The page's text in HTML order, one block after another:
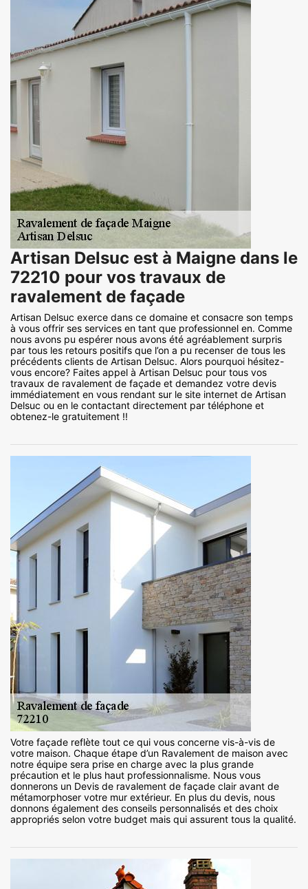
Artisan Delsuc est à Maigne dans le
72210 pour vos travaux de
ravalement de façade
Artisan Delsuc exerce dans ce domaine et consacre son temps
à vous offrir ses services en tant que professionnel en. Comme
nous avons pu espérer nous avons été agréablement surpris
par tous les retours positifs que l’on a pu recenser de tous les
précédents clients de Artisan Delsuc. Alors pourquoi hésitez-
vous encore? Faites appel à Artisan Delsuc pour tous vos
travaux de ravalement de façade et demandez votre devis
immédiatement en vous rendant sur le site internet de Artisan
Delsuc ou en le contactant directement par téléphone et
obtenez-le gratuitement !!
Votre façade reflète tout ce qui vous concerne vis-à-vis de
votre maison. Chaque étape d’un Ravalement de maison avec
notre équipe sera prise en charge avec la plus grande
précaution et le plus haut professionnalisme. Nous vous
donnerons un Devis de ravalement de façade clair avant de
métamorphoser votre mur extérieur. En plus du devis, nous
donnons également des conseils personnalisés et des choix
appropriés selon votre budget mais qui assurent tous la qualité.